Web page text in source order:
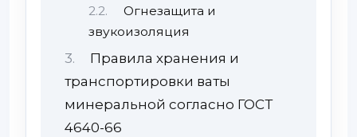
Огнезащита и
звукоизоляция
Правила хранения и
транспортировки ваты
минеральной согласно ГОСТ
4640-66